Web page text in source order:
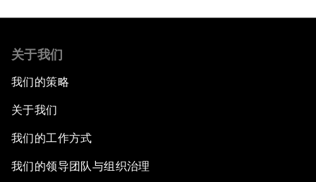
关于我们
我们的策略
关于我们
我们的工作方式
我们的领导团队与组织治理